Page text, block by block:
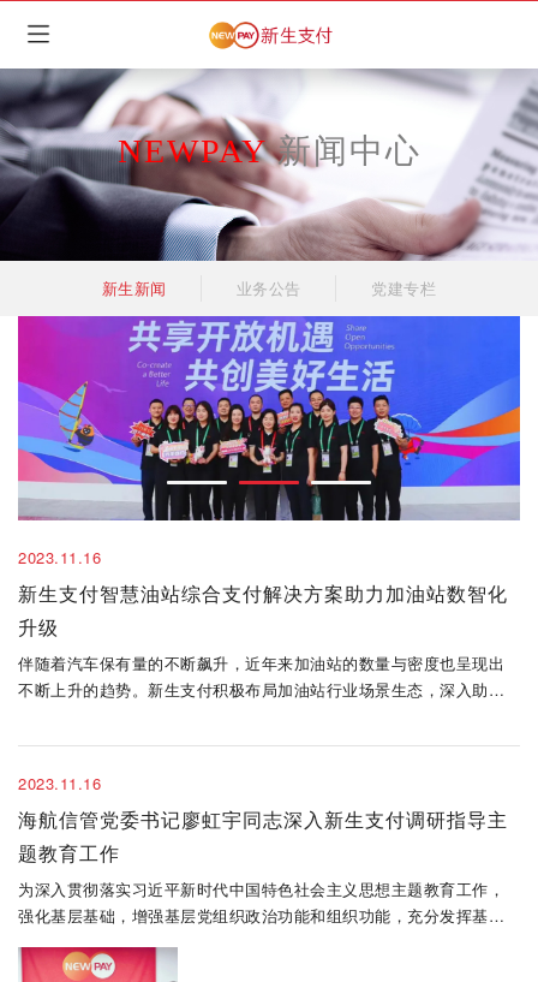
NEWPAY 新闻中心
新生新闻 业务公告 党建专栏
2023.11.16
新生支付智慧油站综合支付解决方案助力加油站数智化
升级
伴随着汽车保有量的不断飙升，近年来加油站的数量与密度也呈现出
不断上升的趋势。新生支付积极布局加油站行业场景生态，深入助推
2023.11.16
海航信管党委书记廖虹宇同志深入新生支付调研指导主
题教育工作
为深入贯彻落实习近平新时代中国特色社会主义思想主题教育工作，
强化基层基础，增强基层党组织政治功能和组织功能，充分发挥基层
党组织战斗堡垒作用，10月18日，海航信管党委书记廖虹宇同志深入
新生支付调研指导主题教育工作，新生支付党支部书记杜才明、董事